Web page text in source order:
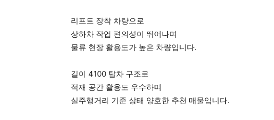
리프트 장착 차량으로
상하차 작업 편의성이 뛰어나며
물류 현장 활용도가 높은 차량입니다.
길이 4100 탑차 구조로
적재 공간 활용도 우수하며
실주행거리 기준 상태 양호한 추천 매물입니다.